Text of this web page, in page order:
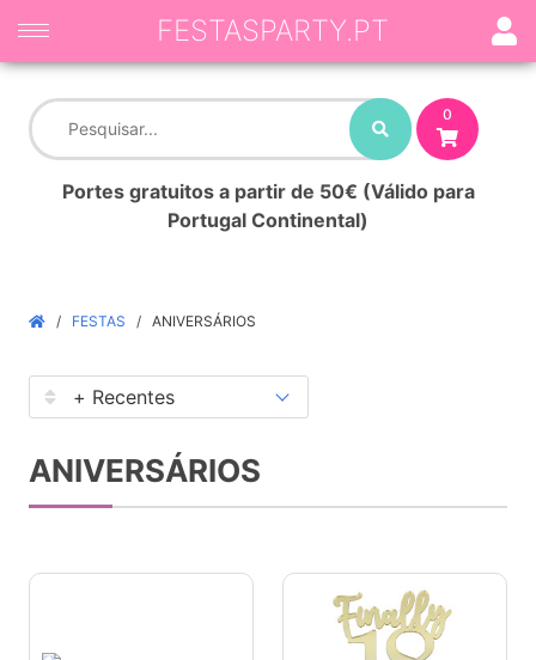
0
Portes gratuitos a partir de 50€ (Válido para
Portugal Continental)
FESTASPARTY.PT
FESTAS ANIVERSÁRIOS
ANIVERSÁRIOS